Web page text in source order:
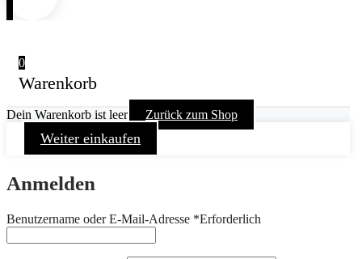
0
Warenkorb
Dein Warenkorb ist leer Zurück zum Shop
Weiter einkaufen
Anmelden
Benutzername oder E-Mail-Adresse *Erforderlich